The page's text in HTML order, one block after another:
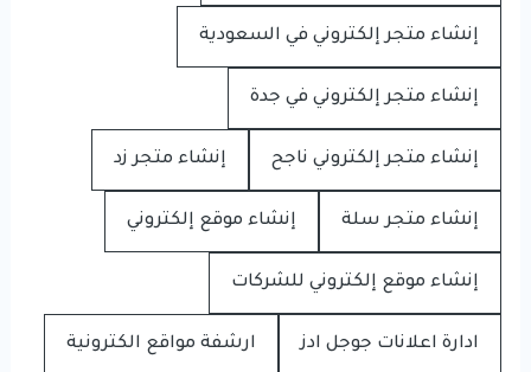
إنشاء متجر إلكتروني في السعودية
إنشاء متجر إلكتروني في جدة
إنشاء متجر إلكتروني ناجح إنشاء متجر زد
إنشاء متجر سلة إنشاء موقع إلكتروني
إنشاء موقع إلكتروني للشركات
ادارة اعلانات جوجل ادز ارشفة مواقع الكترونية